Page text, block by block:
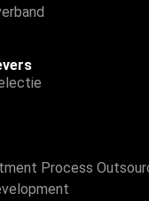
Process